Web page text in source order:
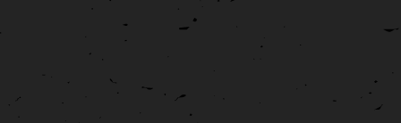
Réalisation de l'exposition HQE Hénaff 2017 L'entreprise Hénaff
m'a confié en 2017 la réalisation du premier des trois volets de